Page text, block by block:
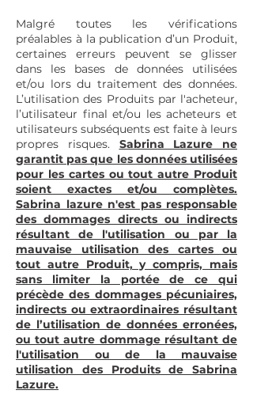
Malgré toutes les vérifications
préalables à la publication d’un Produit,
certaines erreurs peuvent se glisser
dans les bases de données utilisées
et/ou lors du traitement des données.
L’utilisation des Produits par l'acheteur,
l’utilisateur final et/ou les acheteurs et
utilisateurs subséquents est faite à leurs
propres risques. Sabrina Lazure ne
garantit pas que les données utilisées
pour les cartes ou tout autre Produit
soient exactes et/ou complètes.
Sabrina lazure n'est pas responsable
des dommages directs ou indirects
résultant de l'utilisation ou par la
mauvaise utilisation des cartes ou
tout autre Produit, y compris, mais
sans limiter la portée de ce qui
précède des dommages pécuniaires,
indirects ou extraordinaires résultant
de l’utilisation de données erronées,
ou tout autre dommage résultant de
l'utilisation ou de la mauvaise
utilisation des Produits de Sabrina
Lazure.